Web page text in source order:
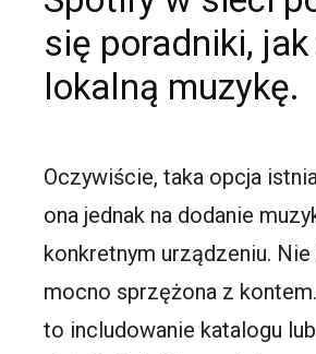
się poradniki,
lokalną muzykę.
Oczywiście, taka opcja
ona jednak na dodanie
konkretnym urządzeniu. Nie
mocno sprzężona z kontem.
to includowanie katalogu